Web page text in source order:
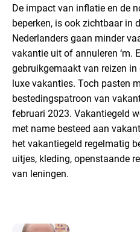
De impact van inflatie en de
beperken, is ook zichtbaar in
Nederlanders gaan minder
vakantie uit of annuleren ‘m.
gebruikgemaakt van reizen
luxe vakanties. Toch pasten
bestedingspatroon van
februari 2023. Vakantiegeld
met name besteed aan
het vakantiegeld regelmatig
uitjes, kleding, openstaande
van leningen.